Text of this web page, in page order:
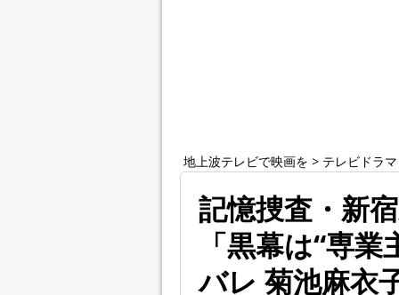
地上波テレビで映画を > テレビドラマ
記憶捜査・新
「黒幕は“専
バレ 菊池麻衣